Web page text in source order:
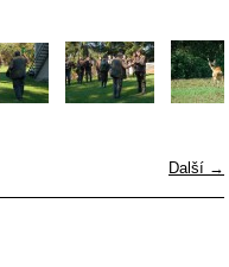
Další →